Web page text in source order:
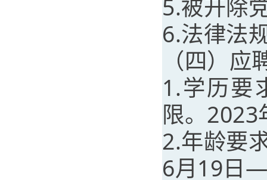
5.被开除
6.法律法
（四）
1.学历要
限。2023
2.年龄要
6月19日